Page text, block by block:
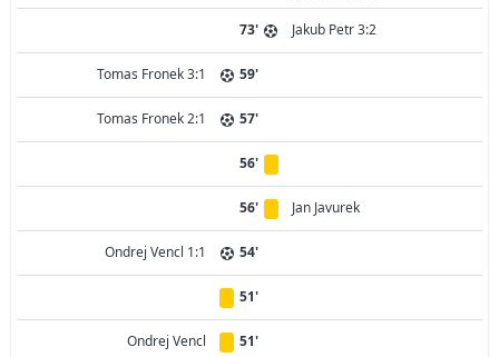
73' Jakub Petr 3:2
Tomas Fronek 3:1 59'
Tomas Fronek 2:1 57'
56'
56' Jan Javurek
Ondrej Vencl 1:1 54'
51'
Ondrej Vencl 51'